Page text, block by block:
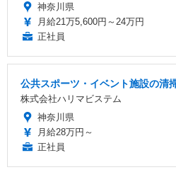
神奈川県
月給21万5,600円～24万円
正社員
公共スポーツ・イベント施設の清
株式会社ハリマビステム
神奈川県
月給28万円～
正社員